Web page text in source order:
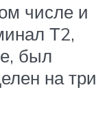
числе и
Т2,
был
на три